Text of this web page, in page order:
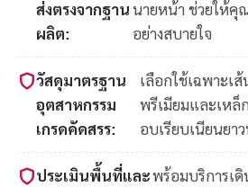
ส่งตรงจากฐาน
ผลิต:
นายหน้า ช่วยให้
อย่างสบายใจ
วัสดุมาตรฐาน
อุตสาหกรรม
เกรดคัดสรร:
เลือกใช้เฉพาะเ
พรีเมียมและเหล็
อบเรียบเนียนยา
ประเมินพื้นที่และพร้อมบริการเ